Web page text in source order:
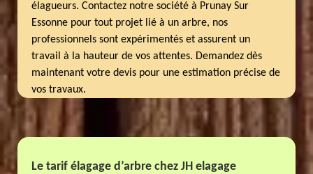
élagueurs. Contactez notre société à Prunay Sur
Essonne pour tout projet lié à un arbre, nos
professionnels sont expérimentés et assurent un
travail à la hauteur de vos attentes. Demandez dès
maintenant votre devis pour une estimation précise de
vos travaux.
Le tarif élagage d’arbre chez JH elagage